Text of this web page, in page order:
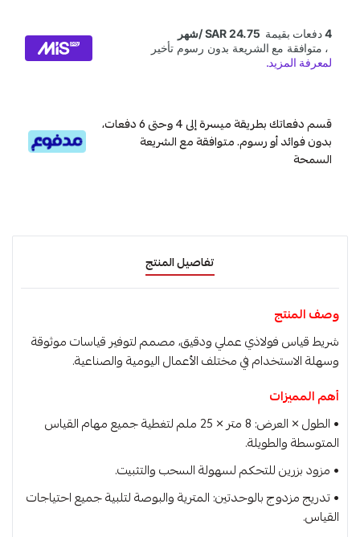
قسم دفعاتك بطريقة ميسرة إلى 4 وحتى 6 دفعات،
بدون فوائد أو رسوم. متوافقة مع الشريعة
السمحة
تفاصيل المنتج
وصف المنتج
شريط قياس فولاذي عملي ودقيق، مصمم لتوفير قياسات موثوقة
وسهلة الاستخدام في مختلف الأعمال اليومية والصناعية.
أهم المميزات
• الطول × العرض: 8 متر × 25 ملم لتغطية جميع مهام القياس
المتوسطة والطويلة.
• مزود بزرين للتحكم لسهولة السحب والتثبيت.
• تدريج مزدوج بالوحدتين: المترية والبوصة لتلبية جميع احتياجات
القياس.